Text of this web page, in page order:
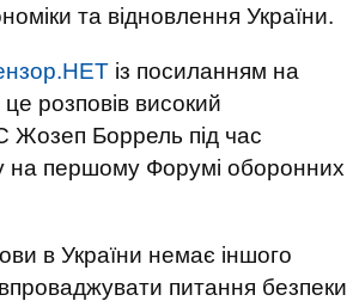
та відновлення України.
із посиланням на
розповів високий
Жозеп Боррель під час
на першому Форумі оборонних
в України немає іншого
питання безпеки